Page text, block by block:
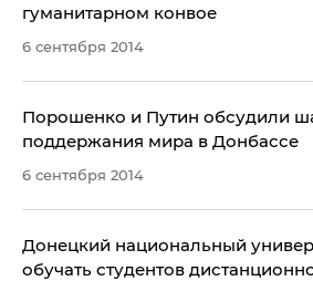
гуманитарном конвое
6 сентября 2014
Порошенко и Путин обсудили
поддержания мира в Донбассе
6 сентября 2014
Донецкий национальный
обучать студентов